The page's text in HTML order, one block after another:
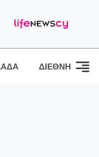
ΔΙΕΘΝΗ